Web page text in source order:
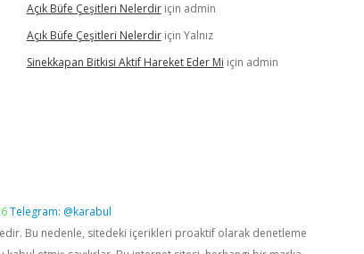
Açık Büfe Çeşitleri Nelerdiriçin admin
Açık Büfe Çeşitleri Nelerdiriçin Yalnız
Sinekkapan Bitkisi Aktif Hareket Eder Mi için admin
Telegram: @karabul
Bu nedenle, sitedeki içerikleri proaktif olarak denetleme